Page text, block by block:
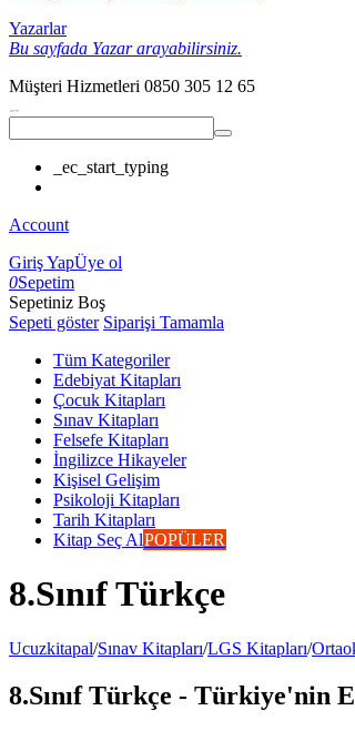
Yazarlar
Bu sayfada Yazar arayabilirsiniz.
Müşteri Hizmetleri 0850 305 12 65
_ec_start_typing
Account
Giriş YapÜye ol
0Sepetim
Sepetiniz Boş
Sepeti göster Siparişi Tamamla
Tüm Kategoriler
Edebiyat Kitapları
Çocuk Kitapları
Sınav Kitapları
Felsefe Kitapları
İngilizce Hikayeler
Kişisel Gelişim
Psikoloji Kitapları
Tarih Kitapları
Kitap Seç AlPOPÜLER
8.Sınıf Türkçe
Ucuzkitapal/Sınav Kitapları/LGS Kitapları/
8.Sınıf Türkçe - Türkiye'nin